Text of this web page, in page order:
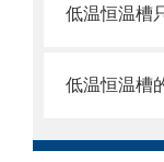
低温恒温槽
低温恒温槽